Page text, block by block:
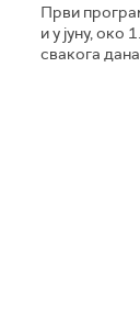
Први
и у јуну, око
свакога дана